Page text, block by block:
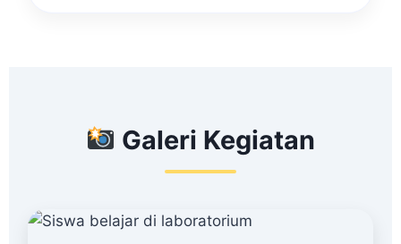
Galeri Kegiatan